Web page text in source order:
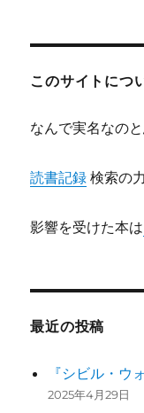
このサイトにつ
なんで実名なの
読書記録 検索の
影響を受けた本は
最近の投稿
『シビル・ウ
2025年4月29日